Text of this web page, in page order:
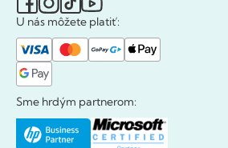
U nás môžete platiť:
Sme hrdým partnerom: